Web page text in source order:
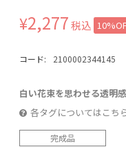
¥2,277税込
コード: 2100002344145
白い花束を思わせる透明
各タグについてはこち
完成品